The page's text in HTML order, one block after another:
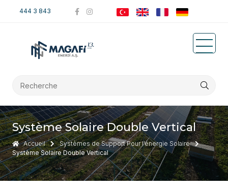
444 3 843
Système Solaire Double Vertical
Accueil
Systèmes de Support Pour l’énergie Solaire
Système Solaire Double Vertical